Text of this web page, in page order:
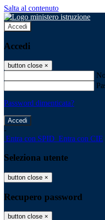
Salta al contenuto
Accedi
Accedi
button close ×
Password dimenticata?
-
Entra con SPID Entra con CIE
Seleziona utente
button close ×
Recupero password
button close ×